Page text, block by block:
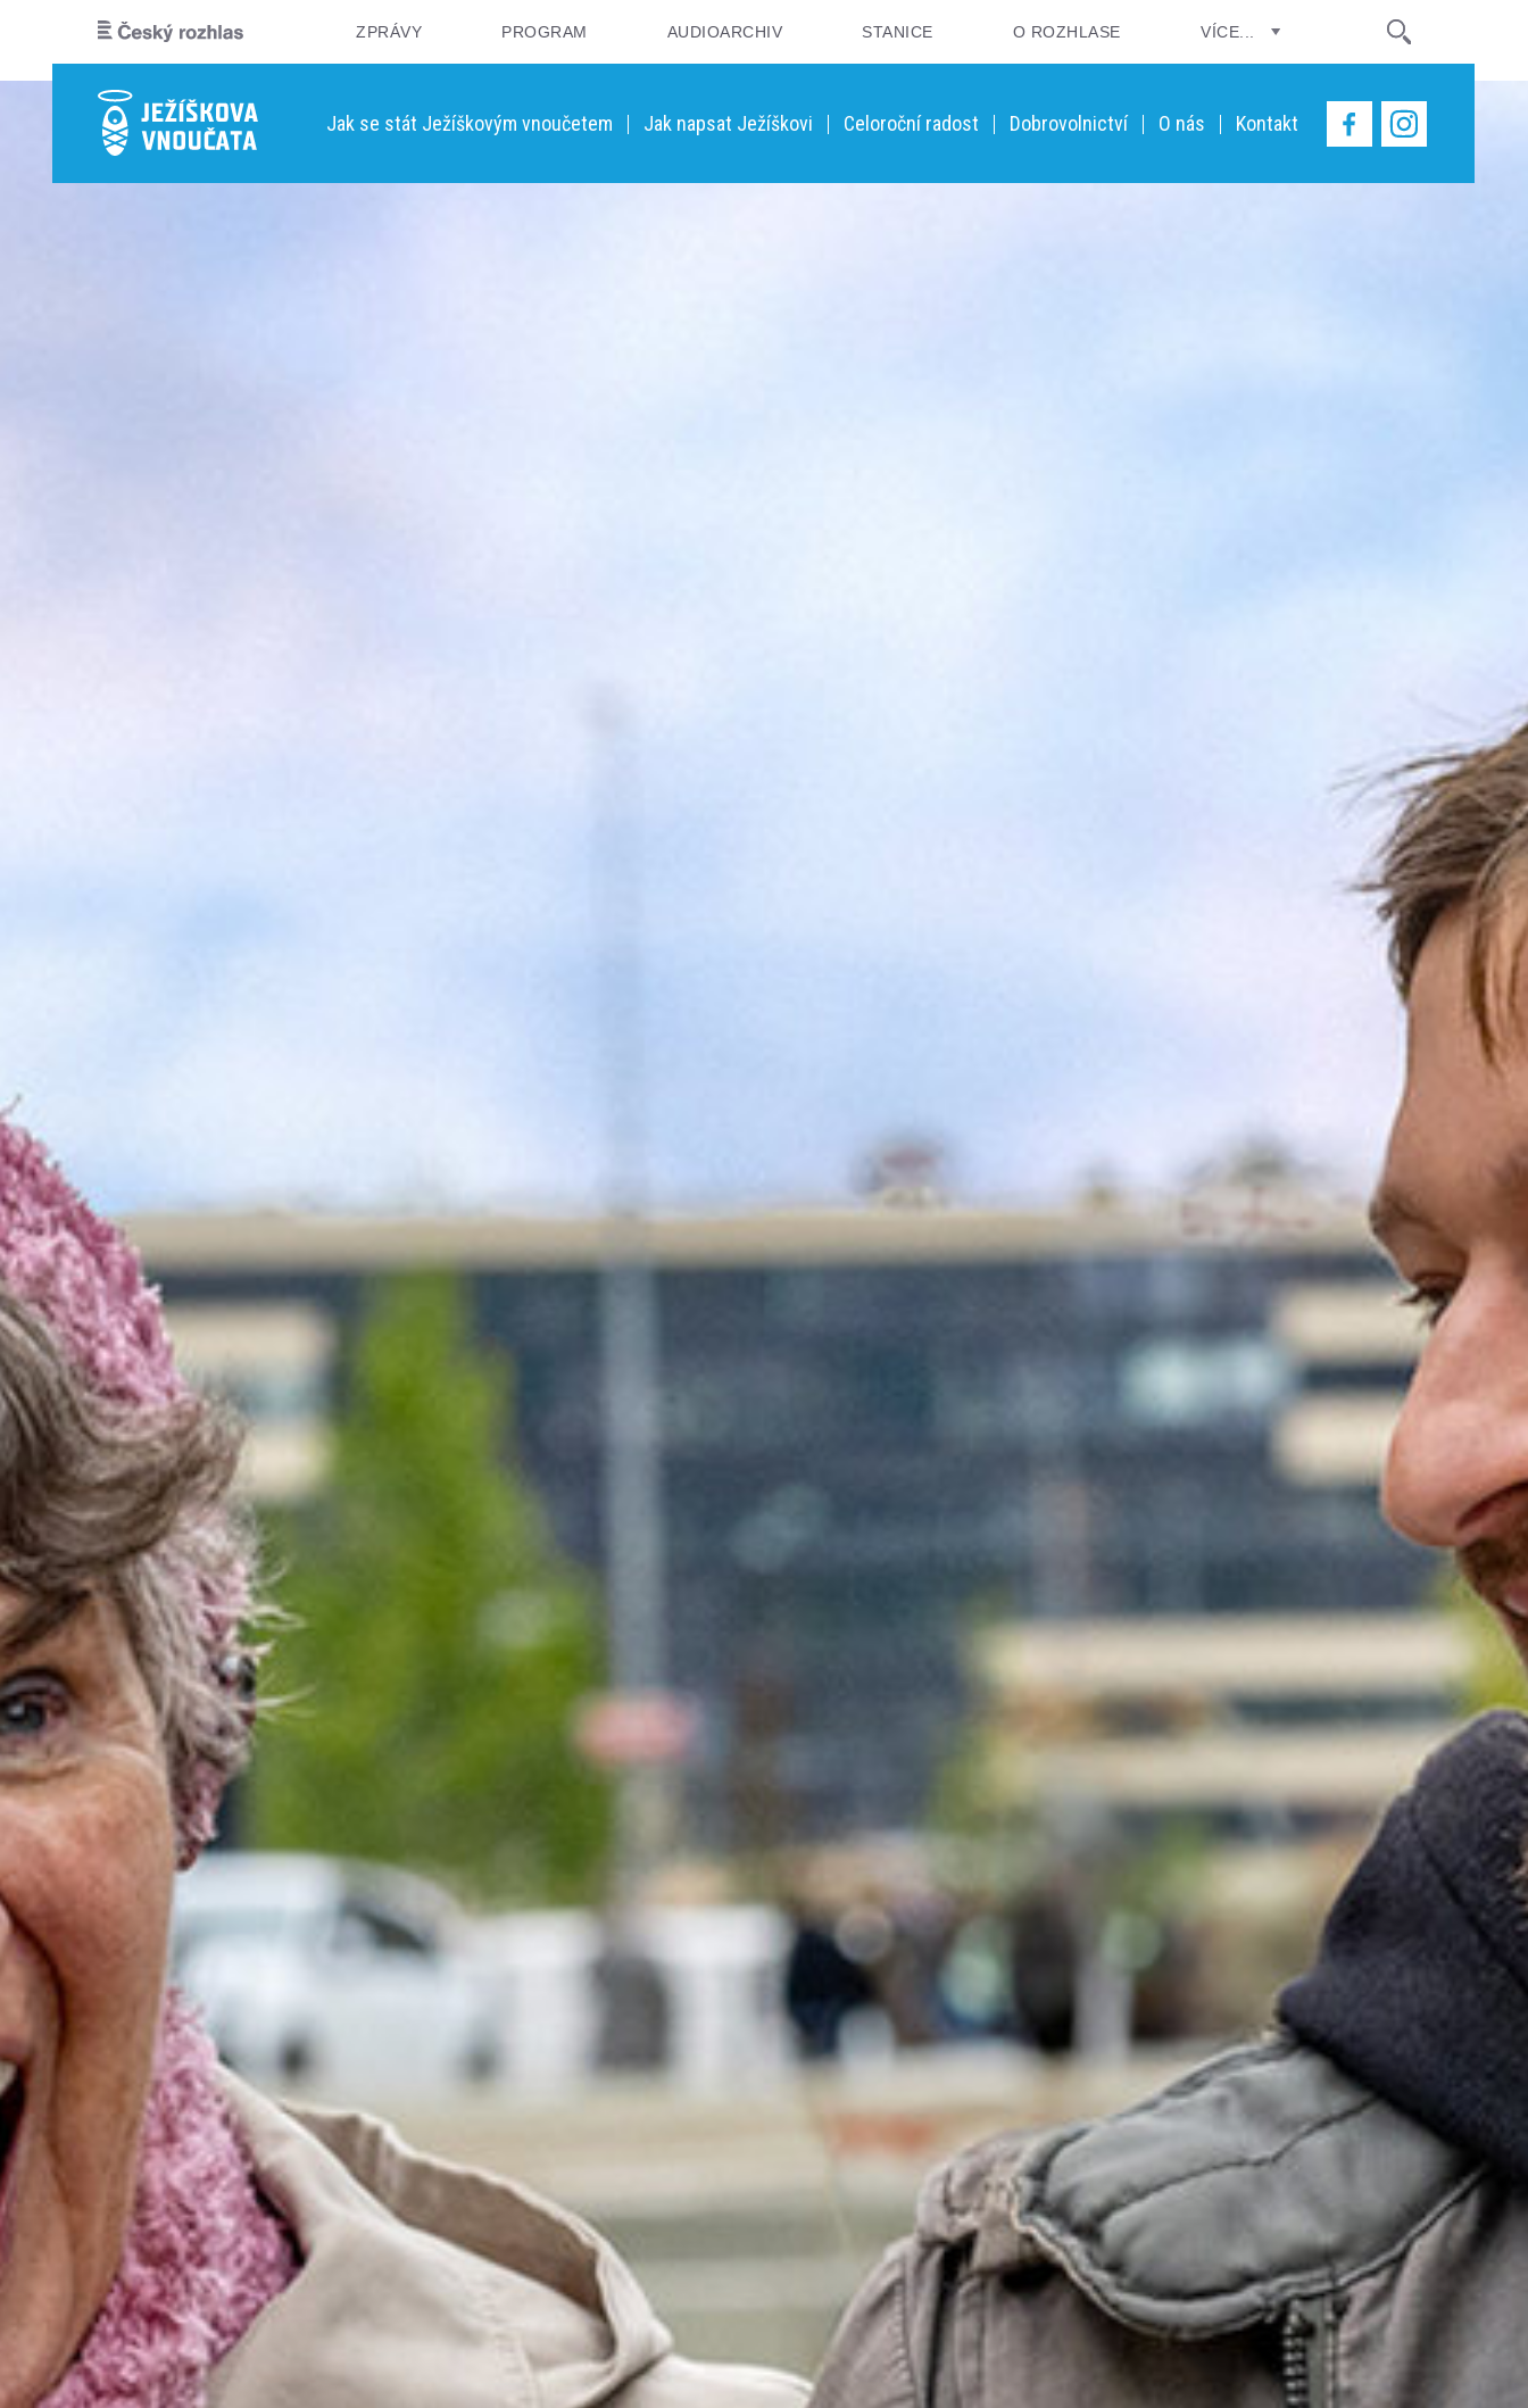
ZPRÁVY PROGRAM AUDIOARCHIV STANICE O ROZHLASE VÍCE...
Jak se stát Ježíškovým vnoučetem Jak napsat Ježíškovi Celoroční radost Dobrovolnictví O nás Kontakt